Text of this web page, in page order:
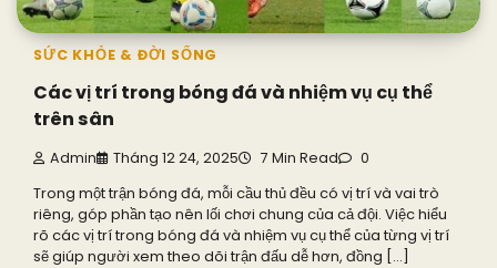
SỨC KHỎE & ĐỜI SỐNG
Các vị trí trong bóng đá và nhiệm vụ cụ thể
trên sân
Admin Tháng 12 24, 2025 7 Min Read 0
Trong một trận bóng đá, mỗi cầu thủ đều có vị trí và vai trò
riêng, góp phần tạo nên lối chơi chung của cả đội. Việc hiểu
rõ các vị trí trong bóng đá và nhiệm vụ cụ thể của từng vị trí
sẽ giúp người xem theo dõi trận đấu dễ hơn, đồng […]